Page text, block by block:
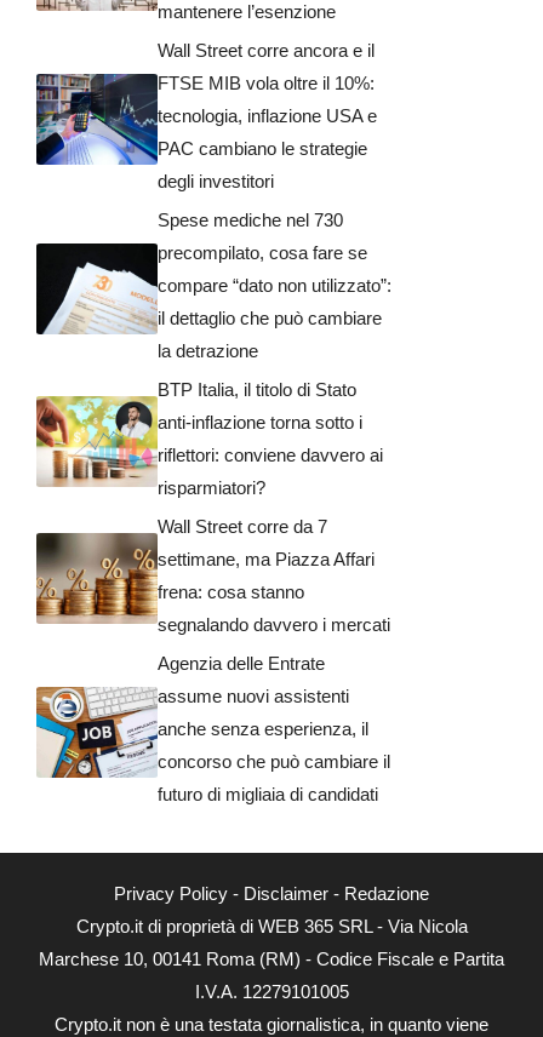
mantenere l’esenzione
Wall Street corre ancora e il
FTSE MIB vola oltre il 10%:
tecnologia, inflazione USA e
PAC cambiano le strategie
degli investitori
Spese mediche nel 730
precompilato, cosa fare se
compare “dato non utilizzato”:
il dettaglio che può cambiare
la detrazione
BTP Italia, il titolo di Stato
anti-inflazione torna sotto i
riflettori: conviene davvero ai
risparmiatori?
Wall Street corre da 7
settimane, ma Piazza Affari
frena: cosa stanno
segnalando davvero i mercati
Agenzia delle Entrate
assume nuovi assistenti
anche senza esperienza, il
concorso che può cambiare il
futuro di migliaia di candidati
Privacy Policy - Disclaimer - Redazione
Crypto.it di proprietà di WEB 365 SRL - Via Nicola
Marchese 10, 00141 Roma (RM) - Codice Fiscale e Partita
I.V.A. 12279101005
Crypto.it non è una testata giornalistica, in quanto viene